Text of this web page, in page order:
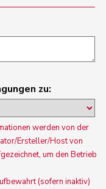
zu:
werden von der
Ersteller/Host von
um den Betrieb
(sofern inaktiv)